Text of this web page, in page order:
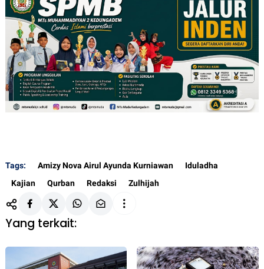
Tags: Amizy Nova Airul Ayunda Kurniawan
Iduladha
Kajian
Qurban Redaksi Zulhijah
Yang terkait: